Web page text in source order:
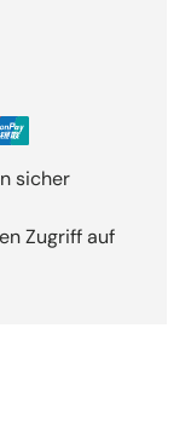
sicher
Zugriff auf